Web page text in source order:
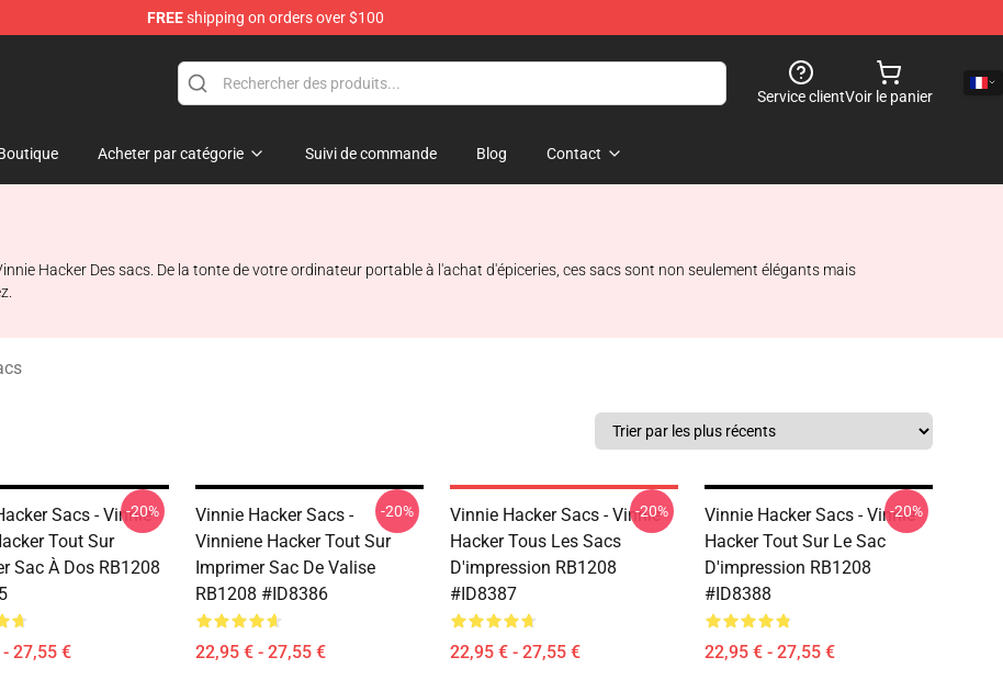
FREEshipping on orders over $100
Service clientVoir le panier
Acheter par catégorie Suivi de commande Blog Contact
Hacker Des sacs. De la tonte de votre ordinateur portable à l'achat d'épiceries, ces sacs sont non seulement élégants mais
Sacs - Vinnie
Tout Sur
Sac À Dos RB1208
27,55 €
-20%
Vinnie Hacker Sacs -
Vinniene Hacker Tout Sur
Imprimer Sac De Valise
RB1208 #ID8386
22,95 € - 27,55 €
-20%
Vinnie Hacker Sacs - Vinnie
Hacker Tous Les Sacs
D'impression RB1208
#ID8387
22,95 € - 27,55 €
-20%
Vinnie Hacker Sacs - Vinnie
Hacker Tout Sur Le Sac
D'impression RB1208
#ID8388
22,95 € - 27,55 €
-20%